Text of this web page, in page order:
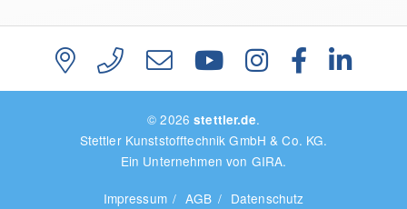
© 2026stettler.de.
Stettler Kunststofftechnik GmbH & Co. KG.
Ein Unternehmen von GIRA.
Impressum AGB Datenschutz